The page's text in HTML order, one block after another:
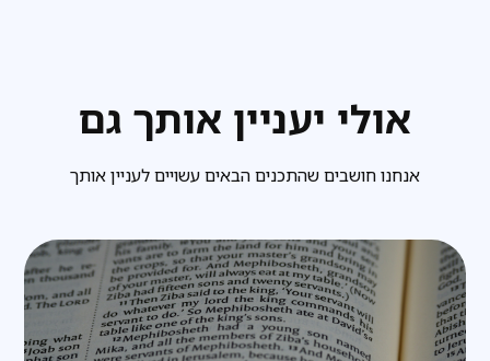
אולי יעניין אותך גם
אנחנו חושבים שהתכנים הבאים עשויים לעניין אותך